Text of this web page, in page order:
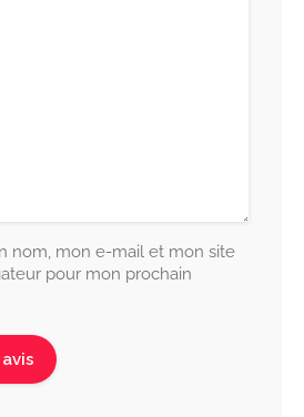
nom, mon e-mail et mon site
pour mon prochain